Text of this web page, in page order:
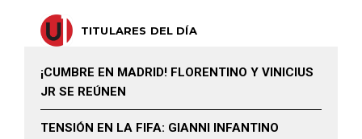
TITULARES DEL DÍA
¡CUMBRE EN MADRID! FLORENTINO Y VINICIUS
JR SE REÚNEN
TENSIÓN EN LA FIFA: GIANNI INFANTINO